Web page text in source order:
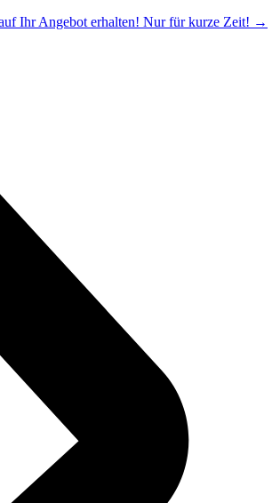
Ihr Angebot erhalten! Nur für kurze Zeit! →